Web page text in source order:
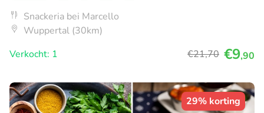
Snackeria bei Marcello
Wuppertal (30km)
Verkocht: 1
€21,70 €9,90
29% korting